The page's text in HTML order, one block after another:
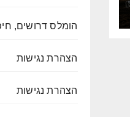
הומלס דרושים,
הצהרת נגישות
הצהרת נגישות